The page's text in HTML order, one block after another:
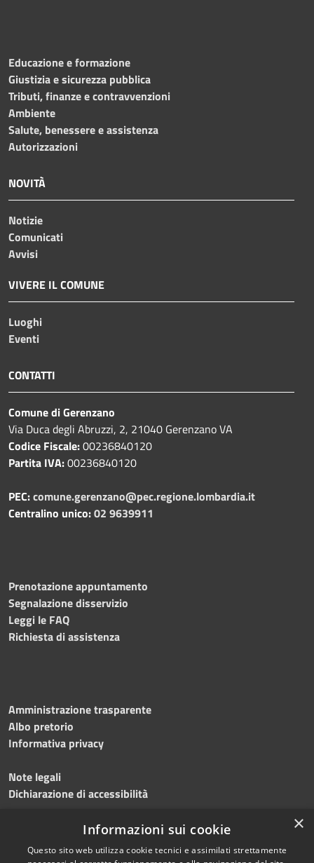
Educazione e formazione
Giustizia e sicurezza pubblica
Tributi, finanze e contravvenzioni
Ambiente
Salute, benessere e assistenza
Autorizzazioni
NOVITÀ
Notizie
Comunicati
Avvisi
VIVERE IL COMUNE
Luoghi
Eventi
CONTATTI
Comune di Gerenzano
Via Duca degli Abruzzi, 2, 21040 Gerenzano VA
Codice Fiscale:00236840120
Partita IVA:00236840120
PEC:comune.gerenzano@pec.regione.lombardia.it
Centralino unico:02 9639911
Prenotazione appuntamento
Segnalazione disservizio
Leggi le FAQ
Richiesta di assistenza
Amministrazione trasparente
Albo pretorio
Informativa privacy
Note legali
Dichiarazione di accessibilità
Meccanismo di feedback
×
Informazioni sui cookie
Questo sito web utilizza cookie tecnici e assimilati strettamente